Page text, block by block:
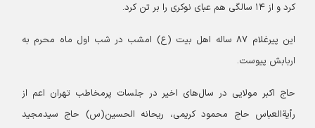
کرد و از ۱۴ سالگی هم عبای نوکری را بر تن کرد.
این پیرغلام ۸۷ ساله اهل بیت (ع) امشب در شب اول ماه محرم به
اربابش پیوست.
حاج اکبر مولایی در سال‌های اخیر در جلسات پرمخاطب تهران اعم از
رأیةالعباس حاج محمود کریمی، ریحانه الحسین(س) حاجسیدمجید